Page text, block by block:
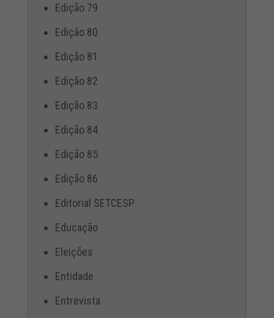
Edição 79
Edição 80
Edição 81
Edição 82
Edição 83
Edição 84
Edição 85
Edição 86
Editorial SETCESP
Educação
Eleições
Entidade
Entrevista